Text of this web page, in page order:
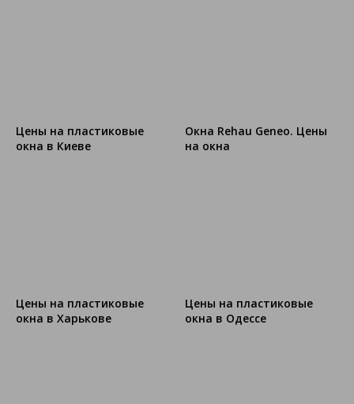
Цены на пластиковые
окна в Киеве
Окна Rehau Geneo. Цены
на окна
Цены на пластиковые
окна в Харькове
Цены на пластиковые
окна в Одессе